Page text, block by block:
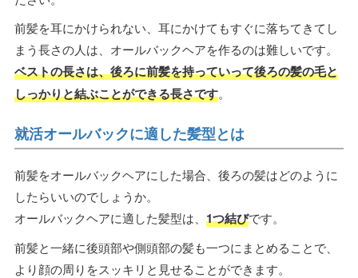
前髪を耳にかけられない、耳にかけてもすぐに落ちてきてし
まう長さの人は、オールバックヘアを作るのは難しいです。
ベストの長さは、後ろに前髪を持っていって後ろの髪の毛と
しっかりと結ぶことができる長さです。
就活オールバックに適した髪型とは
前髪をオールバックヘアにした場合、後ろの髪はどのように
したらいいのでしょうか。
オールバックヘアに適した髪型は、 1つ結びです。
前髪と一緒に後頭部や側頭部の髪も一つにまとめることで、
より顔の周りをスッキリと見せることができます。